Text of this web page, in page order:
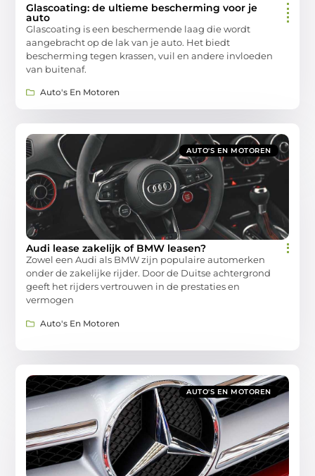
Glascoating: de ultieme bescherming voor je
auto
Glascoating is een beschermende laag die wordt
aangebracht op de lak van je auto. Het biedt
bescherming tegen krassen, vuil en andere invloeden
van buitenaf.
Auto's En Motoren
AUTO'S EN MOTOREN
Audi lease zakelijk of BMW leasen?
Zowel een Audi als BMW zijn populaire automerken
onder de zakelijke rijder. Door de Duitse achtergrond
geeft het rijders vertrouwen in de prestaties en
vermogen
Auto's En Motoren
AUTO'S EN MOTOREN